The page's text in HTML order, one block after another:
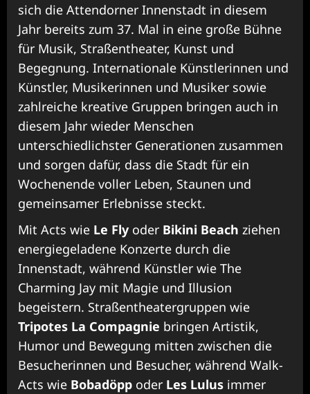
sich die Attendorner Innenstadt in diesem
Jahr bereits zum 37. Mal in eine große Bühne
für Musik, Straßentheater, Kunst und
Begegnung. Internationale Künstlerinnen und
Künstler, Musikerinnen und Musiker sowie
zahlreiche kreative Gruppen bringen auch in
diesem Jahr wieder Menschen
unterschiedlichster Generationen zusammen
und sorgen dafür, dass die Stadt für ein
Wochenende voller Leben, Staunen und
gemeinsamer Erlebnisse steckt.
Mit Acts wie Le Fly oder Bikini Beach ziehen
energiegeladene Konzerte durch die
Innenstadt, während Künstler wie The
Charming Jay mit Magie und Illusion
begeistern. Straßentheatergruppen wie
Tripotes La Compagnie bringen Artistik,
Humor und Bewegung mitten zwischen die
Besucherinnen und Besucher, während Walk-
Acts wie Bobadöpp oder Les Lulus immer